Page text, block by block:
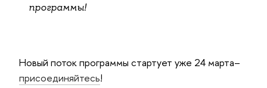
программы!
Новый поток программы стартует уже 24 марта–
присоединяйтесь!